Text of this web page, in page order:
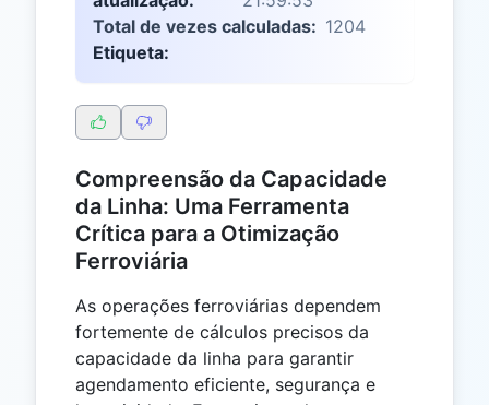
Total de vezes calculadas: 1204
Etiqueta:
Compreensão da Capacidade
da Linha: Uma Ferramenta
Crítica para a Otimização
Ferroviária
As operações ferroviárias dependem
fortemente de cálculos precisos da
capacidade da linha para garantir
agendamento eficiente, segurança e